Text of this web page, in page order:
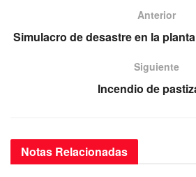
o p
m
Anterior
Simulacro de desastre en la
Siguiente
Incendio de
Notas Relacionadas